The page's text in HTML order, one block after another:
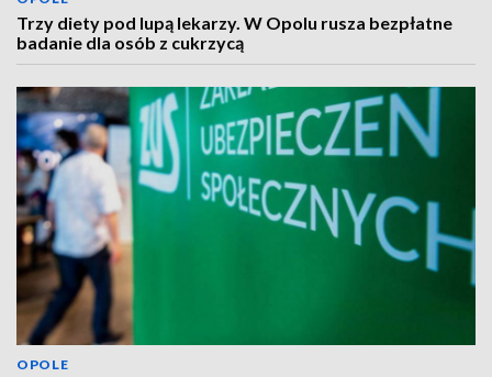
Trzy diety pod lupą lekarzy. W Opolu rusza bezpłatne
badanie dla osób z cukrzycą
OPOLE